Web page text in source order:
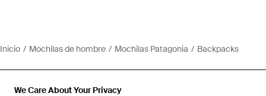
We Care About Your Privacy
Inicio Mochilas de hombre Mochilas Patagonia Backpacks